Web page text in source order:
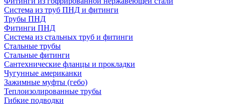
Система из труб ПНД и фитинги
Трубы ПНД
Фитинги ПНД
Система из стальных труб и фитинги
Стальные трубы
Стальные фитинги
Сантехнические фланцы и прокладки
Чугунные американки
Зажимные муфты (гебо)
Теплоизолированные трубы
Гибкие подводки